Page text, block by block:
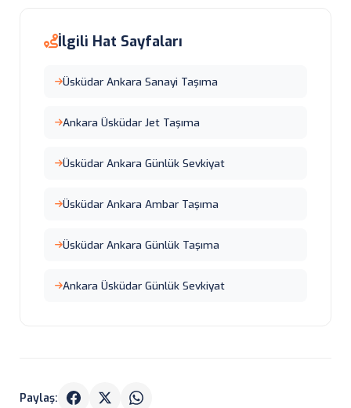
İlgili Hat Sayfaları
Üsküdar Ankara Sanayi Taşıma
Ankara Üsküdar Jet Taşıma
Üsküdar Ankara Günlük Sevkiyat
Üsküdar Ankara Ambar Taşıma
Üsküdar Ankara Günlük Taşıma
Ankara Üsküdar Günlük Sevkiyat
Paylaş: